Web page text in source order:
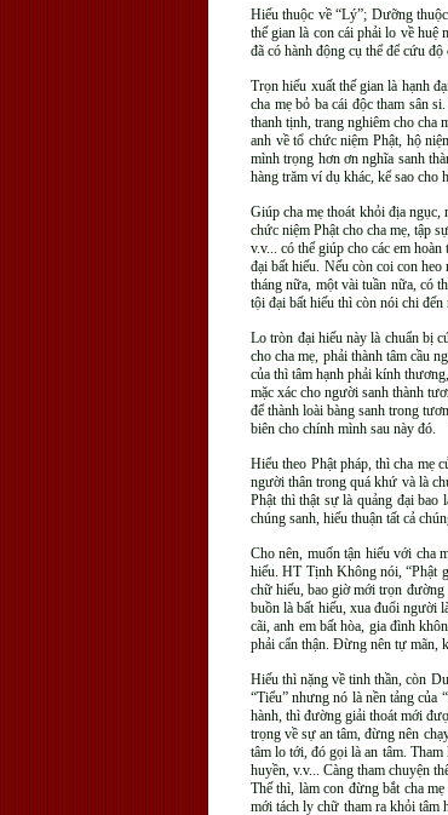
Hiếu thuộc về “Lý”; Dưỡng
thế gian là con cái phải lo về huệ
đã có hành động cụ thể để cứu
Trọn hiếu xuất thế gian là hạnh
cha mẹ bỏ ba cái độc tham sân
thanh tịnh, trang nghiêm cho cha
anh về tổ chức niệm Phật, hộ
mình trọng hơn ơn nghĩa sanh
hàng trăm ví dụ khác, kể sao cho
Giúp cha mẹ thoát khỏi địa ngục,
chức niệm Phật cho cha mẹ, tập
v.v... có thể giúp cho các em
đại bất hiếu. Nếu còn coi con
tháng nữa, một vài tuần nữa, có
tội đại bất hiếu thì còn nói chi
Lo tròn đại hiếu này là chuẩn bị
cho cha mẹ, phải thành tâm cầu
của thì tâm hạnh phải kính
mặc xác cho người sanh thành
để thành loài bàng sanh trong
biên cho chính mình sau này đó.
Hiểu theo Phật pháp, thì cha mẹ
người thân trong quá khứ và là
Phật thì thật sự là quảng đại
chúng sanh, hiếu thuận tất cả
Cho nên, muốn tận hiếu với cha
hiếu. HT Tịnh Không nói, “Phật
chữ hiếu, bao giờ mới trọn đường
buồn là bất hiếu, xua đuổi người
cãi, anh em bất hòa, gia đình
phải cẩn thận. Đừng nên tự mãn,
Hiếu thì nặng về tinh thần, còn
“Tiểu” nhưng nó là nền tảng của
hành, thì đường giải thoát mới
trọng về sự an tâm, đừng nên
tâm lo tới, đó gọi là an tâm. Tham
huyền, v.v... Càng tham chuyện
Thế thì, làm con đừng bắt cha
mới tách ly chữ tham ra khỏi tâm